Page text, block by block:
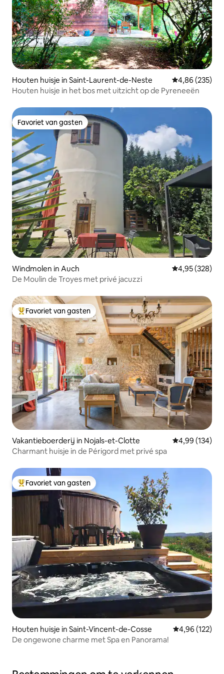
Houten huisje in Saint-Laurent-de-Neste Gemiddelde
4,86 (235)
Houten huisje in het bos met uitzicht op de Pyreneeën
Favoriet van gasten
Favoriet van gasten
Windmolen in Auch Gemiddelde
4,95 (328)
De Moulin de Troyes met privé jacuzzi
Topfavoriet van gasten
Favoriet van gasten
Vakantieboerderij in Nojals-et-Clotte Gemiddelde
4,99 (134)
Charmant huisje in de Périgord met privé spa
Topfavoriet van gasten
Favoriet van gasten
Houten huisje in Saint-Vincent-de-Cosse Gemiddelde
4,96 (122)
De ongewone charme met Spa en Panorama!